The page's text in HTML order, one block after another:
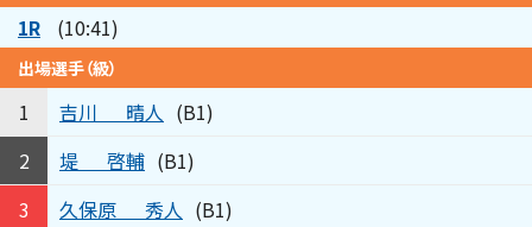
1R (10:41)
出場選手（級）
1 吉川 晴人 (B1)
2
堤 啓輔 (B1)
3
久保原 秀人 (B1)